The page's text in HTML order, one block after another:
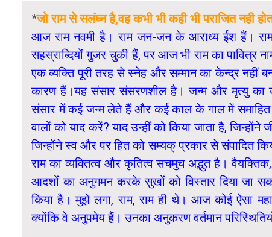
*जो राम से सलंघ्न है,वह कभी भी कही भी पराजित नही
आज राम नवमी है। राम जन-जन के आराध्य ईश हैं।
सहस्राब्दियों गुजर चुकी हैं, पर आज भी राम का पावित्र
एक व्यक्ति पूरी तरह से स्नेह और सम्मान का केन्द्र नहीं
कारण हैं।यह संसार संसरणशील है। जन्म और मृत्यु का
संसार में कई जन्म लेते हैं और कई काल के गाल में
वालों को याद करें? याद उन्हीं को किया जाता है,
जिन्होंने स्व और पर हित को सम्यक् प्रकार से संपादित
राम का व्यक्तित्व और कृतित्व सचमुच अद्भुत है। वैयक्तिक,
आदशों का अनुगमन करके सुखों को विस्तार दिया जा
किया है। मुझे लगा, राम, राम ही थे। आज कोई ऐसा
क्योंकि वे अनुपमेय हैं। उनका अनुकरण वर्तमान